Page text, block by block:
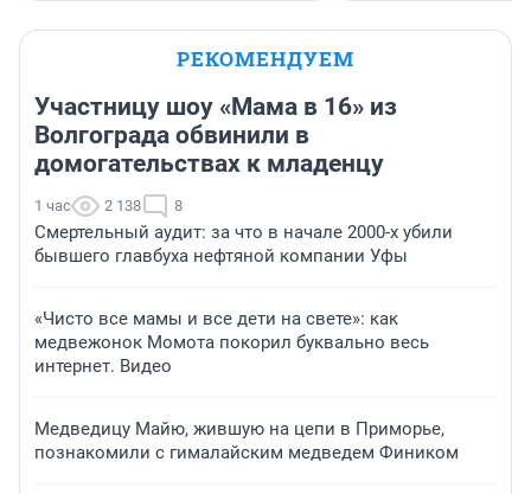
РЕКОМЕНДУЕМ
Участницу шоу «Мама в 16» из
Волгограда обвинили в
домогательствах к младенцу
1 час 2 138 8
Смертельный аудит: за что в начале 2000-х убили
бывшего главбуха нефтяной компании Уфы
«Чисто все мамы и все дети на свете»: как
медвежонок Момота покорил буквально весь
интернет. Видео
Медведицу Майю, жившую на цепи в Приморье,
познакомили с гималайским медведем Фиником